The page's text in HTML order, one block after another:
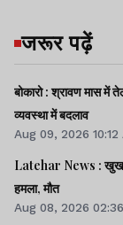
जरूर पढ़ें
बोकारो : श्रावण मास
व्यवस्था में बदलाव
Aug 09, 2026 10:12
Latehar News :
हमला, मौत
Aug 08, 2026